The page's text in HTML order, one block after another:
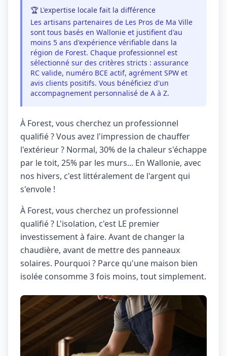
🏆 L'expertise locale fait la différence
Les artisans partenaires de Les Pros de Ma Ville
sont tous basés en Wallonie et justifient d'au
moins 5 ans d'expérience vérifiable dans la
région de Forest. Chaque professionnel est
sélectionné sur des critères stricts : assurance
RC valide, numéro BCE actif, agrément SPW et
avis clients positifs. Vous bénéficiez d'un
accompagnement personnalisé de A à Z.
À Forest, vous cherchez un professionnel
qualifié ? Vous avez l'impression de chauffer
l'extérieur ? Normal, 30% de la chaleur s'échappe
par le toit, 25% par les murs... En Wallonie, avec
nos hivers, c'est littéralement de l'argent qui
s'envole !
À Forest, vous cherchez un professionnel
qualifié ? L'isolation, c'est LE premier
investissement à faire. Avant de changer la
chaudière, avant de mettre des panneaux
solaires. Pourquoi ? Parce qu'une maison bien
isolée consomme 3 fois moins, tout simplement.